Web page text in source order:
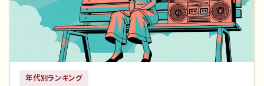
年代別ランキング